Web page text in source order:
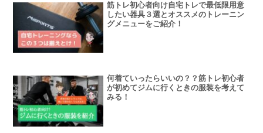
筋トレ初心者向け自宅トレで最低限用意
したい器具３選とオススメのトレーニン
グメニューをご紹介！
何着ていったらいいの？？筋トレ初心者
が初めてジムに行くときの服装を考えて
みる！